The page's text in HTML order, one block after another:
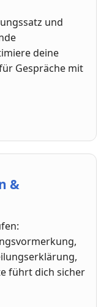
und
deine
Gespräche mit
&
führt dich sicher